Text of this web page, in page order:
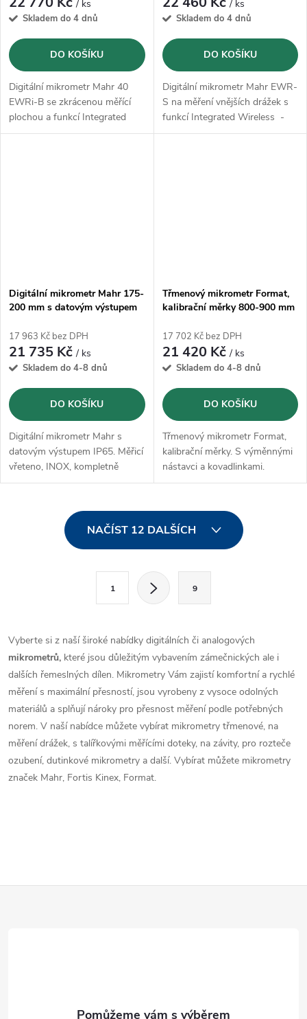
/ ks
Skladem do 4 dnů
DO KOŠÍKU
Digitální mikrometr Mahr 40
EWRi-B se zkrácenou měřící
plochou a funkcí Integrated
Wireless
/ ks
Skladem do 4 dnů
DO KOŠÍKU
Digitální mikrometr Mahr EWR-
S na měření vnějších drážek s
funkcí Integrated Wireless -
IP65.
Digitální mikrometr Mahr 175-
200 mm s datovým výstupem
17 963 Kč bez DPH
21 735 Kč/ ks
Skladem do 4-8 dnů
DO KOŠÍKU
Digitální mikrometr Mahr s
datovým výstupem IP65. Měřicí
vřeteno, INOX, kompletně
tvrzené a broušené, lakovaný
ráčna, rychlopohon a termická
izolace na ruce.
Třmenový mikrometr Format,
kalibrační měrky 800-900 mm
17 702 Kč bez DPH
21 420 Kč/ ks
Skladem do 4-8 dnů
DO KOŠÍKU
Třmenový mikrometr Format,
kalibrační měrky. S výměnnými
nástavci a kovadlinkami.
d
a
c
í
p
r
v
NAČÍST 12 DALŠÍCH
á
n
k
o
v
á
n
í
1 9
Vyberte si z naší široké nabídky digitálních či analogových
mikrometrů, které jsou důležitým vybavením zámečnických ale i
dalších řemeslných dílen. Mikrometry Vám zajistí komfortní a rychlé
měření s maximální přesností, jsou vyrobeny z vysoce odolných
materiálů a splňují nároky pro přesnost měření podle potřebných
norem. V naší nabídce můžete vybírat mikrometry třmenové, na
měření drážek, s talířkovými měřícími doteky, na závity, pro rozteče
ozubení, dutinkové mikrometry a další. Vybírat můžete mikrometry
značek Mahr, Fortis Kinex, Format.